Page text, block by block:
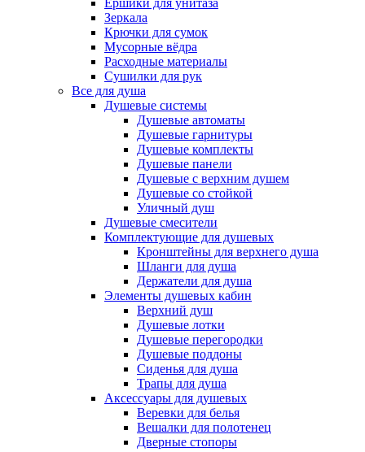
Ершики для унитаза
Зеркала
Крючки для сумок
Мусорные вёдра
Расходные материалы
Сушилки для рук
Все для душа
Душевые системы
Душевые автоматы
Душевые гарнитуры
Душевые комплекты
Душевые панели
Душевые с верхним душем
Душевые со стойкой
Уличный душ
Душевые смесители
Комплектующие для душевых
Кронштейны для верхнего душа
Шланги для душа
Держатели для душа
Элементы душевых кабин
Верхний душ
Душевые лотки
Душевые перегородки
Душевые поддоны
Сиденья для душа
Трапы для душа
Аксессуары для душевых
Веревки для белья
Вешалки для полотенец
Дверные стопоры